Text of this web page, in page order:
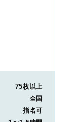
75枚以上
全国
指名可